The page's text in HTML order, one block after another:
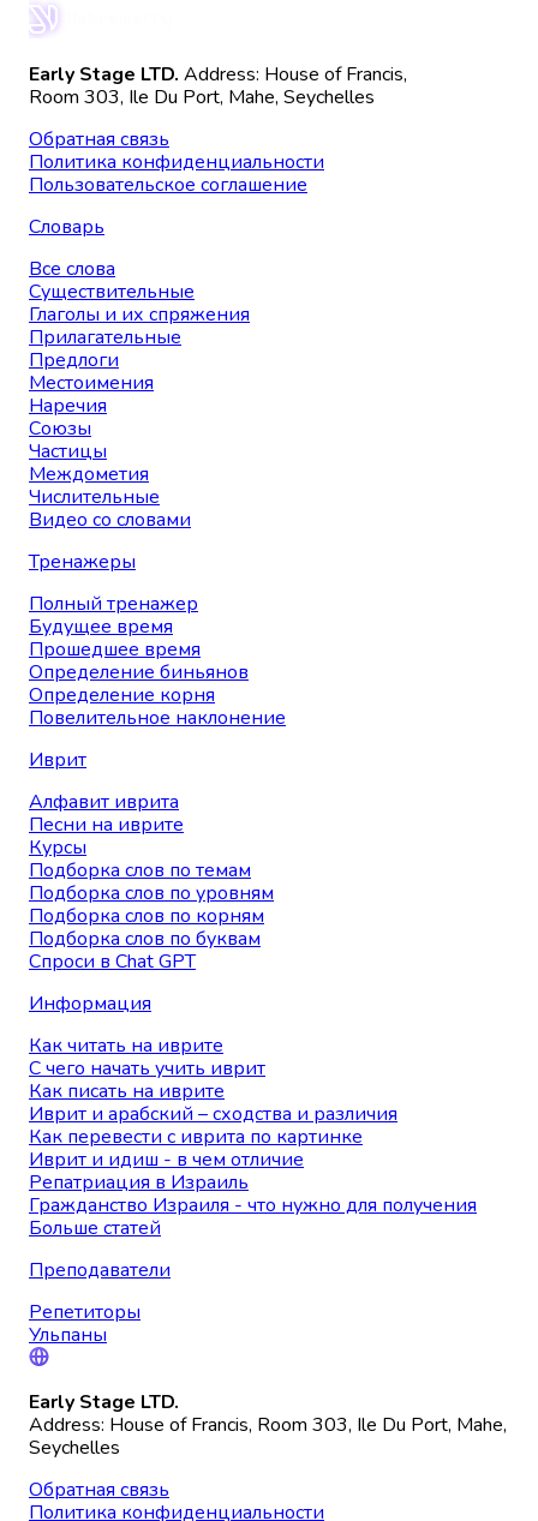
Early Stage LTD. Address: House of Francis,
Room 303, Ile Du Port, Mahe, Seychelles
Обратная связь
Политика конфиденциальности
Пользовательское соглашение
Словарь
Все слова
Существительные
Глаголы и их спряжения
Прилагательные
Предлоги
Местоимения
Наречия
Союзы
Частицы
Междометия
Числительные
Видео со словами
Тренажеры
Полный тренажер
Будущее время
Прошедшее время
Определение биньянов
Определение корня
Повелительное наклонение
Иврит
Алфавит иврита
Песни на иврите
Курсы
Подборка слов по темам
Подборка слов по уровням
Подборка слов по корням
Подборка слов по буквам
Спроси в Chat GPT
Информация
Как читать на иврите
С чего начать учить иврит
Как писать на иврите
Иврит и арабский – сходства и различия
Как перевести с иврита по картинке
Иврит и идиш - в чем отличие
Репатриация в Израиль
Гражданство Израиля - что нужно для получения
Больше статей
Преподаватели
Репетиторы
Ульпаны
Early Stage LTD.
Address: House of Francis, Room 303, Ile Du Port, Mahe,
Seychelles
Обратная связь
Политика конфиденциальности